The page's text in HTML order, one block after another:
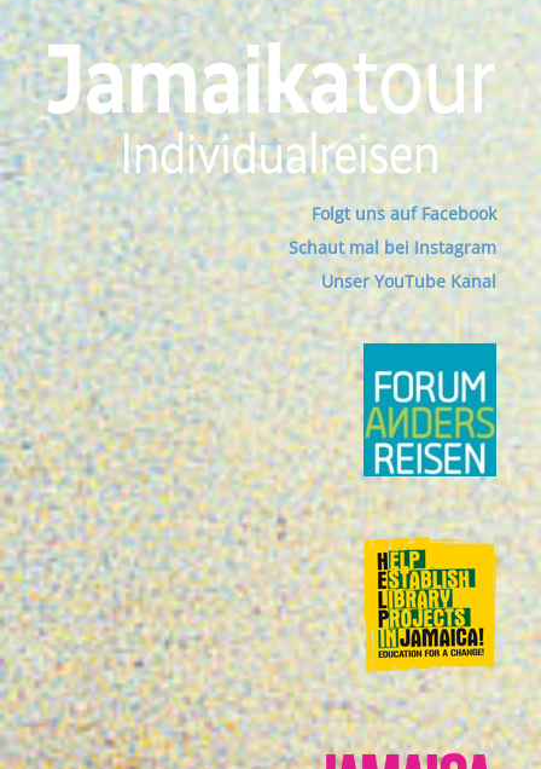
Folgt uns auf Facebook
Schaut mal bei Instagram
Unser YouTube Kanal